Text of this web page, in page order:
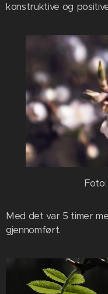
konstruktive og
Med det var 5 timer
gjennomført.